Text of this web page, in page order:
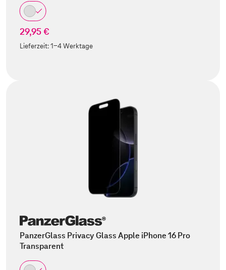
29,95 €
Lieferzeit:1-4 Werktage
PanzerGlass Privacy Glass Apple iPhone 16 Pro
Transparent